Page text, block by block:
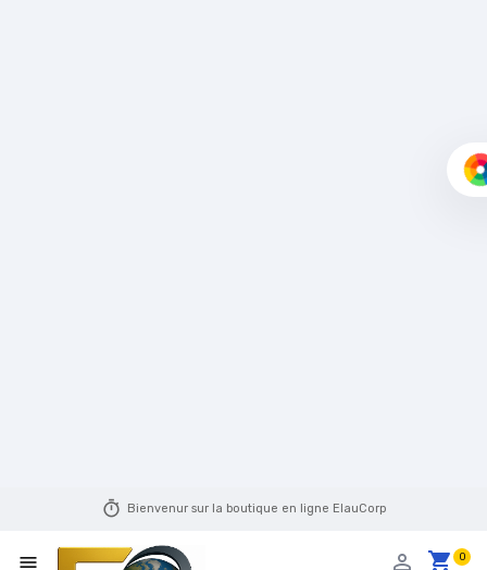
timer Bienvenur sur la boutique en ligne ElauCorp
 shopping_cart 0
person_outline